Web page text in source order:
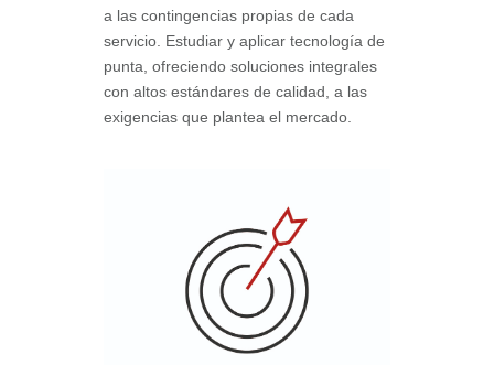
a las contingencias propias de cada
servicio. Estudiar y aplicar tecnología de
punta, ofreciendo soluciones integrales
con altos estándares de calidad, a las
exigencias que plantea el mercado.